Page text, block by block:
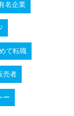
名企業
て転職
売者
ー